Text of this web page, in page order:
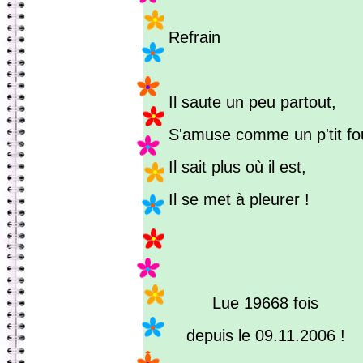
Refrain
Il saute un peu partout,
S'amuse comme un p'tit
Il sait plus où il est,
Il se met à pleurer !
Lue 19668 fois
depuis le 09.11.2006 !